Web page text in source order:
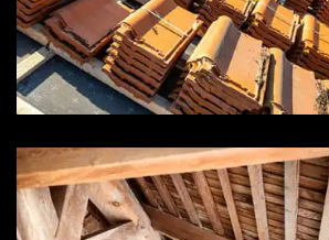
Rénovation de toiture
Savoie